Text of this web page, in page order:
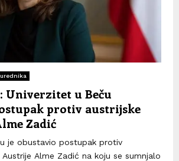
Univerzitet u Beču
protiv austrijske
Zadić
je obustavio postupak protiv
Alme Zadić na koju se sumnjalo